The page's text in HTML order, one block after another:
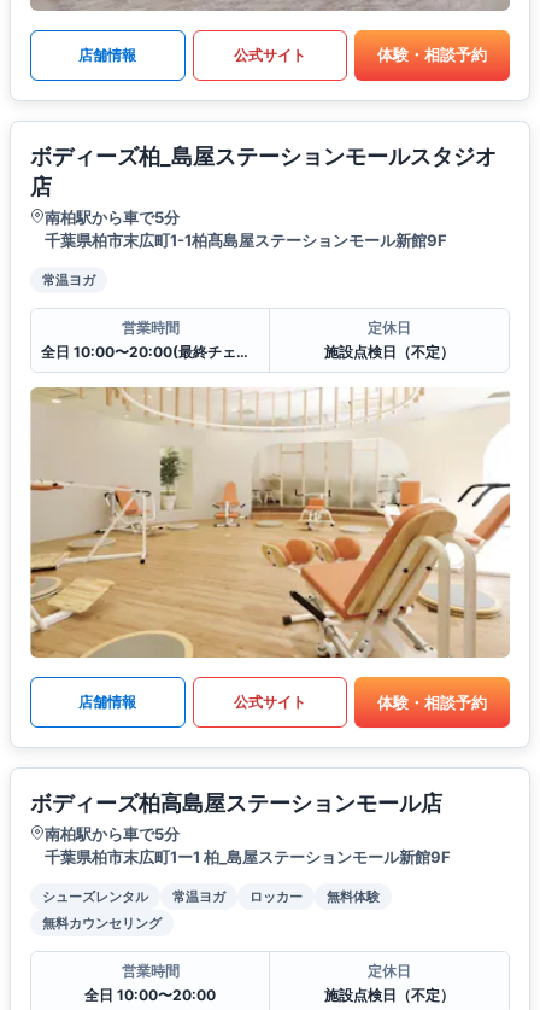
店舗情報 公式サイト 体験・相談予約
ボディーズ柏_島屋ステーションモールスタジオ
店
南柏駅から車で5分
千葉県柏市末広町1-1柏髙島屋ステーションモール新館9F
常温ヨガ
営業時間
全日 10:00〜20:00(最終チェックイン19:30)
定休日
施設点検日（不定）
店舗情報 公式サイト 体験・相談予約
ボディーズ柏高島屋ステーションモール店
南柏駅から車で5分
千葉県柏市末広町1ー1 柏_島屋ステーションモール新館9F
シューズレンタル 常温ヨガ ロッカー
無料体験
無料カウンセリング
営業時間
全日 10:00〜20:00
定休日
施設点検日（不定）